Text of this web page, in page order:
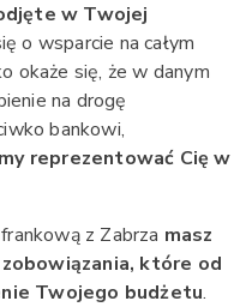
w Twojej
o wsparcie na całym
okaże się, że w danym
na drogę
bankowi,
reprezentować Cię w
z Zabrza masz
które od
Twojego budżetu.